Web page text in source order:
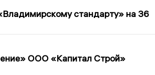
стандарту» на 36
ООО «Капитал Строй»